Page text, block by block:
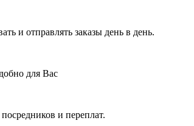
и отправлять заказы день в день.
для Вас
и переплат.